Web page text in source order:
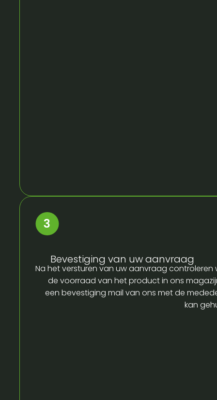
Bevestiging van uw aanvraag
Na het versturen van uw aanvraag controleren
de voorraad van het product in ons
een bevestiging mail van ons met de
kan